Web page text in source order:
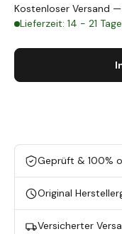
Kostenloser Versand
Lieferzeit: 14 - 21 Tage
Geprüft & 100%
Original
Versicherter